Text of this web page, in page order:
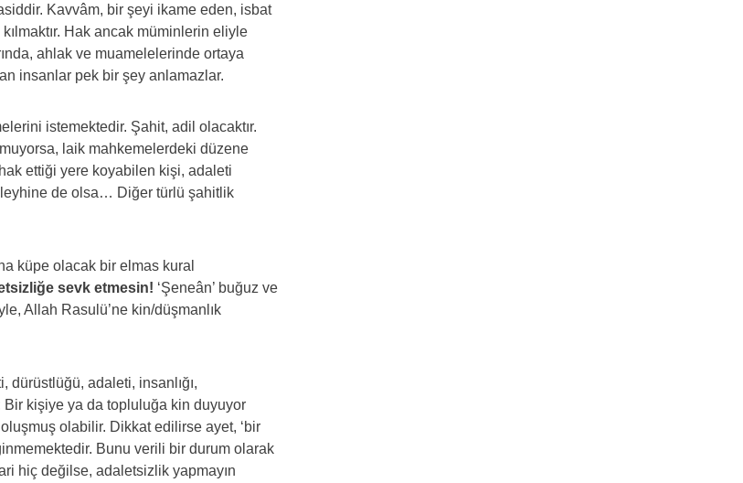
Kavvâm, bir şeyi ikame eden, isbat
Hak ancak müminlerin eliyle
ahlak ve muamelelerinde ortaya
insanlar pek bir şey anlamazlar.
istemektedir. Şahit, adil olacaktır.
laik mahkemelerdeki düzene
ettiği yere koyabilen kişi, adaleti
de olsa… Diğer türlü şahitlik
küpe olacak bir elmas kural
sevk etmesin! ‘Şeneân’ buğuz ve
Allah Rasulü’ne kin/düşmanlık
dürüstlüğü, adaleti, insanlığı,
Bir kişiye ya da topluluğa kin duyuyor
olabilir. Dikkat edilirse ayet, ‘bir
Bunu verili bir durum olarak
hiç değilse, adaletsizlik yapmayın